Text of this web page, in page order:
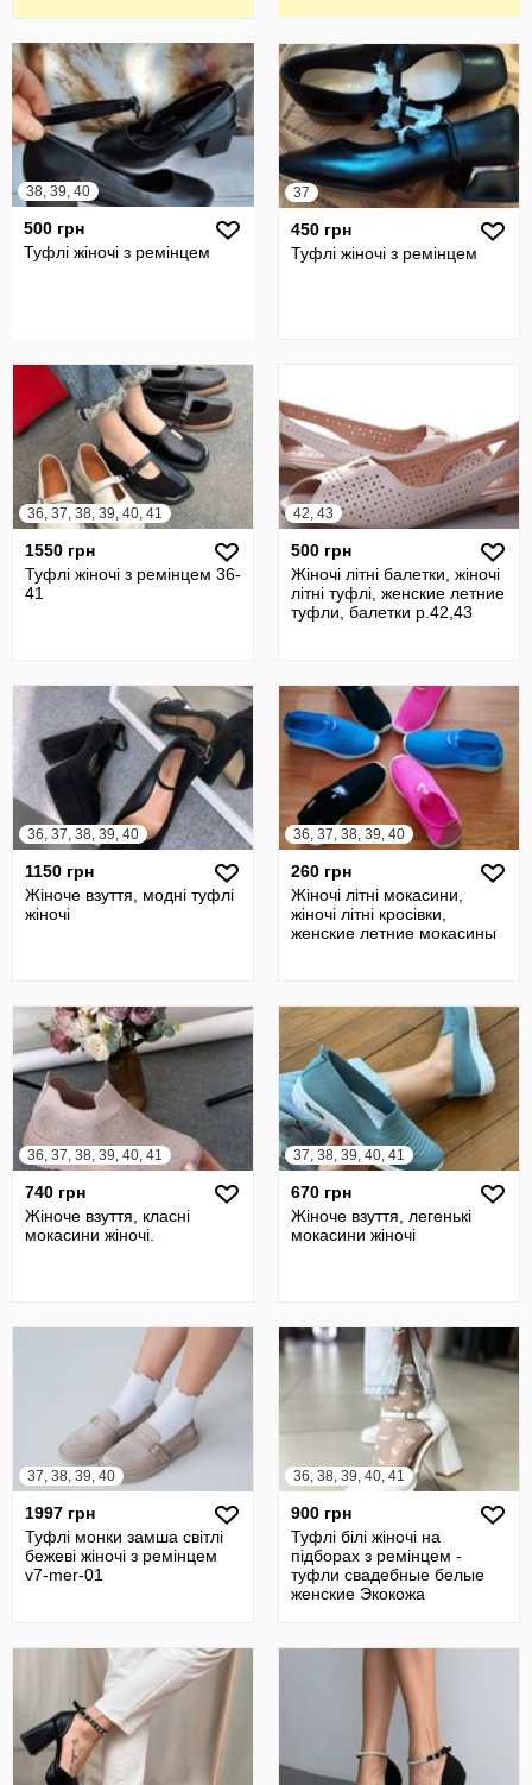
38, 39, 40
500 грн
Туфлі жіночі з ремінцем
37
450 грн
Туфлі жіночі з ремінцем
36, 37, 38, 39, 40, 41
1550 грн
Туфлі жіночі з ремінцем 36-
41
42, 43
500 грн
Жіночі літні балетки, жіночі
літні туфлі, женские летние
туфли, балетки р.42,43
36, 37, 38, 39, 40
1150 грн
Жіноче взуття, модні туфлі
жіночі
36, 37, 38, 39, 40
260 грн
Жіночі літні мокасини,
жіночі літні кросівки,
женские летние мокасины
36, 37, 38, 39, 40, 41
740 грн
Жіноче взуття, класні
мокасини жіночі.
37, 38, 39, 40, 41
670 грн
Жіноче взуття, легенькі
мокасини жіночі
37, 38, 39, 40
1997 грн
Туфлі монки замша світлі
бежеві жіночі з ремінцем
v7-mer-01
36, 38, 39, 40, 41
900 грн
Туфлі білі жіночі на
підборах з ремінцем -
туфли свадебные белые
женские Экокожа